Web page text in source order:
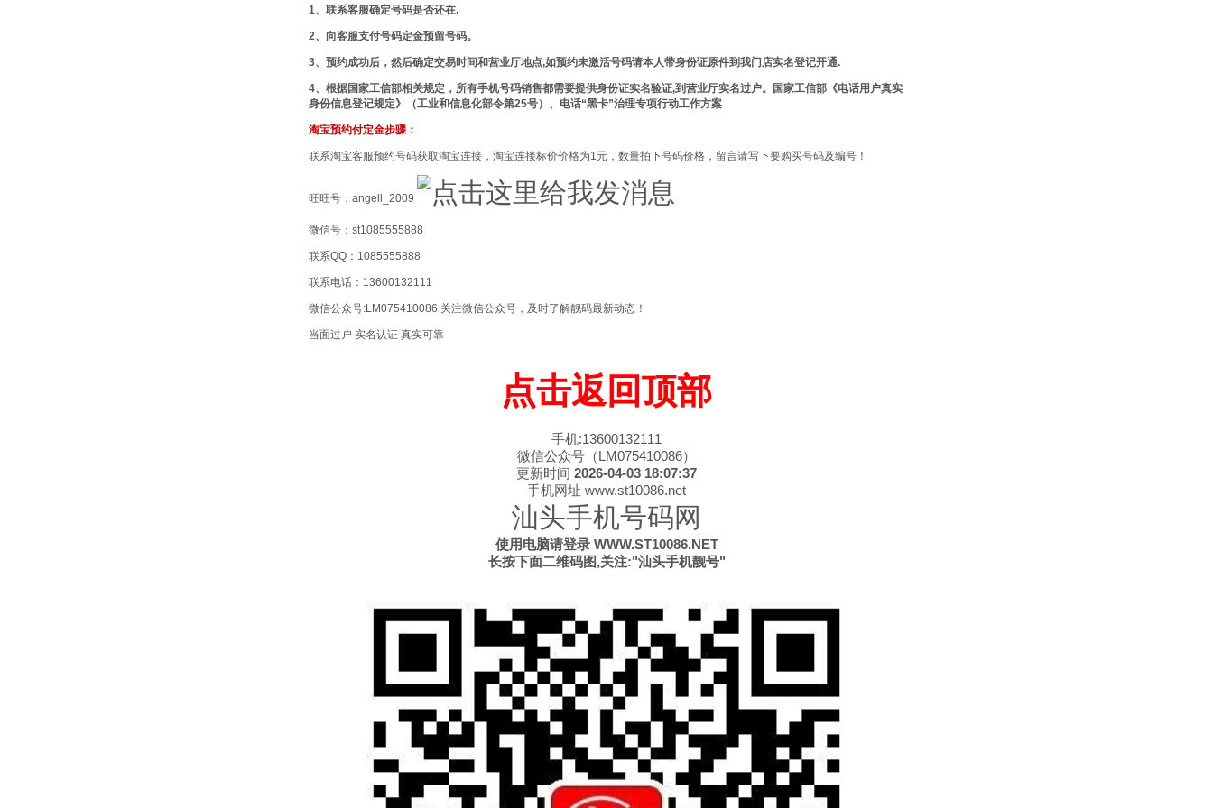
1、联系客服确定号码是否还在.
2、向客服支付号码定金预留号码。
3、预约成功后，然后确定交易时间和营业厅地点,如预约未激活号码请本人带身份证原件到我门店实名登记开通.
4、根据国家工信部相关规定，所有手机号码销售都需要提供身份证实名验证,到营业厅实名过户。国家工信部《电话用户真实
身份信息登记规定》（工业和信息化部令第25号）、电话“黑卡”治理专项行动工作方案
淘宝预约付定金步骤：
联系淘宝客服预约号码获取淘宝连接，淘宝连接标价价格为1元，数量拍下号码价格，留言请写下要购买号码及编号！
旺旺号：angell_2009
微信号：st1085555888
联系QQ：1085555888
联系电话：13600132111
微信公众号:LM075410086 关注微信公众号，及时了解靓码最新动态！
当面过户 实名认证 真实可靠
点击返回顶部
手机:13600132111
微信公众号（LM075410086）
更新时间 2026-04-03 18:07:37
手机网址 www.st10086.net
汕头手机号码网
使用电脑请登录 WWW.ST10086.NET
长按下面二维码图,关注:"汕头手机靓号"